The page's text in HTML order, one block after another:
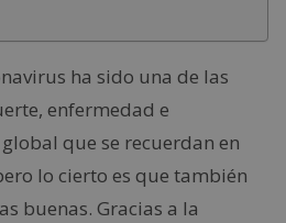
ha sido una de las
enfermedad e
que se recuerdan en
lo cierto es que también
buenas. Gracias a la